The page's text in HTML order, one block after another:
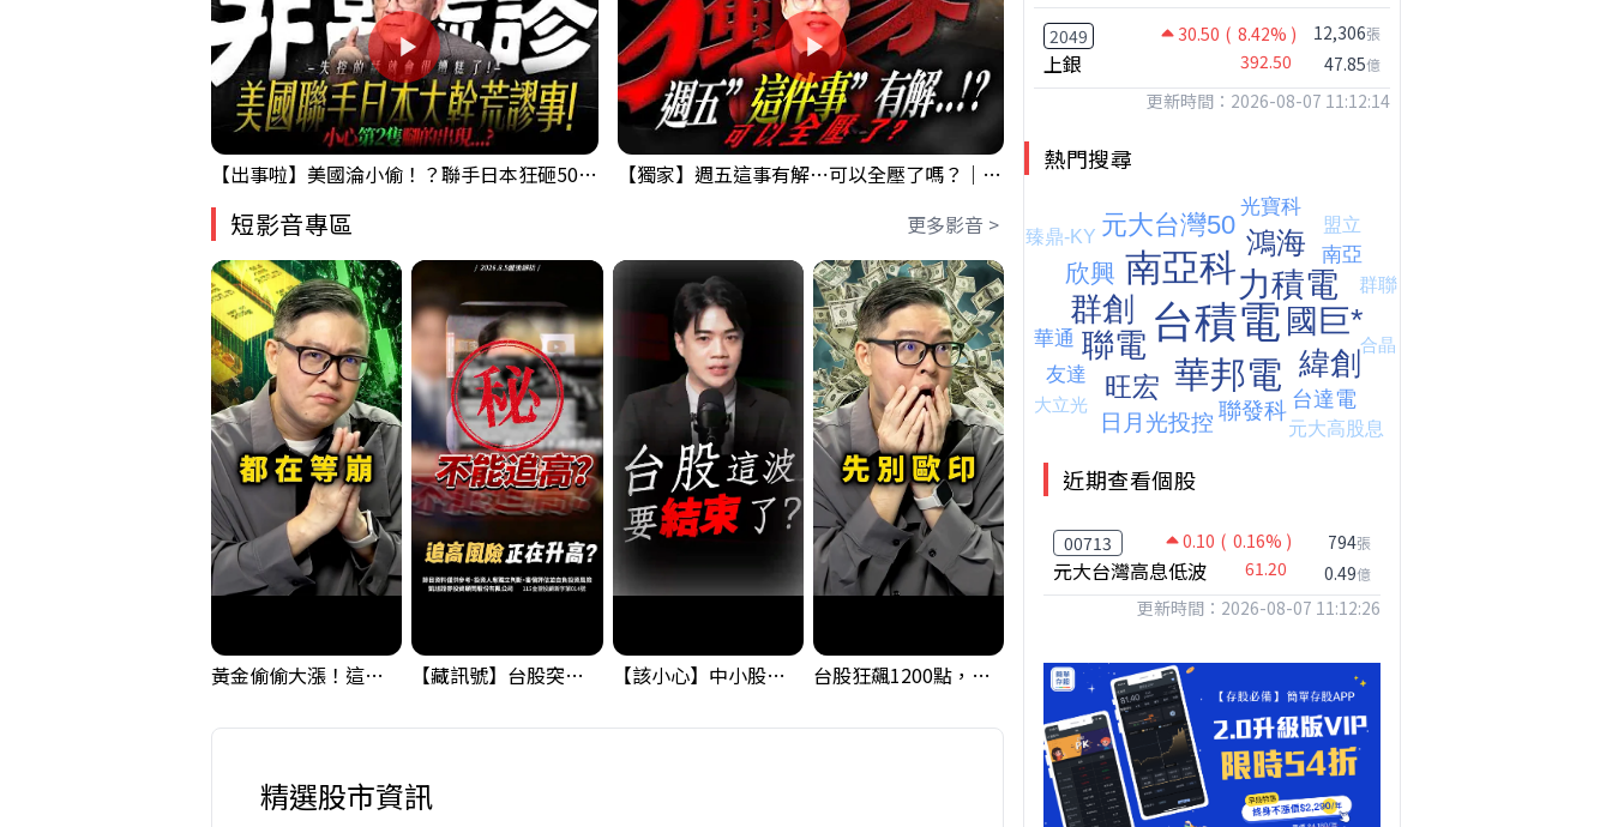
【出事啦】美國淪小偷！？聯手日本狂砸50億幹荒謬事！美元急殺黃金噴發，外資準備血洗台股！？｜ Mr.永年 李｜ 盤後講股 Mr.永年 李 2026 / 08 / 06 【獨家】週五這事有解⋯可以全壓了嗎？｜錢進大趨勢 Mr.智霖 陳 2026/08/06
短影音專區 更多影音 >
黃金偷偷大漲！這才是決定台股生死的「真風向球」！｜Mr.Jimmy高志銘 #黃金 #美元指數 #聯準會 【藏訊號】台股突破季線，週一我提醒了這個關鍵訊號 【該小心】中小股派對結束 ? 關鍵訊號都指向... 台股狂飆1200點，但還有兩關沒過｜Mr.Jimmy高志銘 #台股 #期貨 #加權指數 【我被黑了?】是真的聽不懂嗎...還是... #股票分析 #因果分析
精選股市資訊
2049 30.50 ( 8.42% )
上銀 392.50
12,306張
47.85億
更新時間：2026-08-07 11:12:14
熱門搜尋
近期查看個股
00713 0.10 ( 0.16% )
元大台灣高息低波 61.20
794張
0.49億
更新時間：2026-08-07 11:12:26